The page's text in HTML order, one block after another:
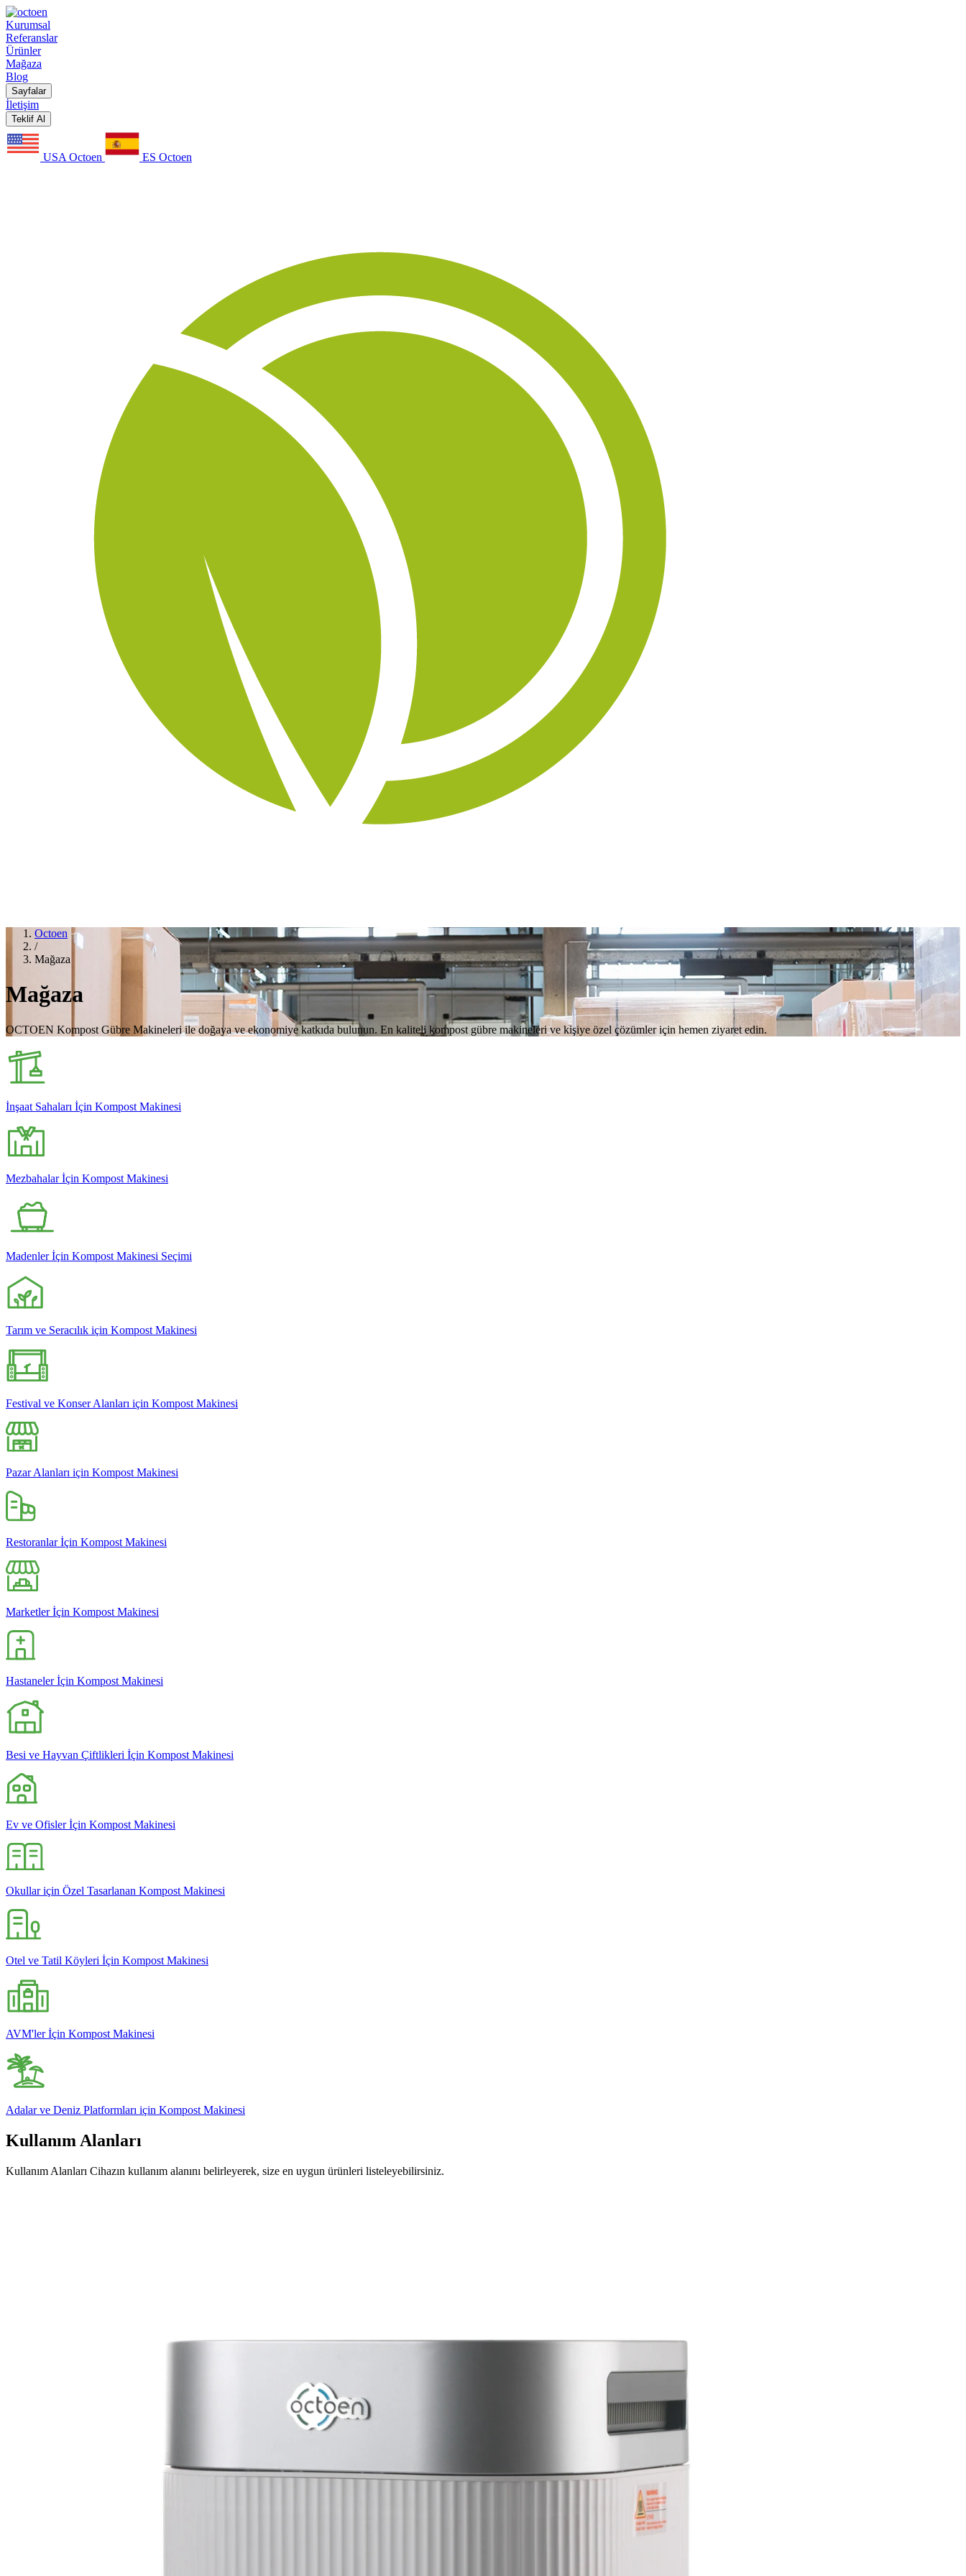
Kurumsal
Referanslar
Ürünler
Mağaza
Blog
Sayfalar
İletişim
Teklif Al
USA Octoen ES Octoen
Octoen
/
Mağaza
Mağaza
OCTOEN Kompost Gübre Makineleri ile doğaya ve ekonomiye katkıda bulunun. En kaliteli kompost gübre makineleri ve kişiye özel çözümler için hemen ziyaret edin.
İnşaat Sahaları İçin Kompost Makinesi
Mezbahalar İçin Kompost Makinesi
Madenler İçin Kompost Makinesi Seçimi
Tarım ve Seracılık için Kompost Makinesi
Festival ve Konser Alanları için Kompost Makinesi
Pazar Alanları için Kompost Makinesi
Restoranlar İçin Kompost Makinesi
Marketler İçin Kompost Makinesi
Hastaneler İçin Kompost Makinesi
Besi ve Hayvan Çiftlikleri İçin Kompost Makinesi
Ev ve Ofisler İçin Kompost Makinesi
Okullar için Özel Tasarlanan Kompost Makinesi
Otel ve Tatil Köyleri İçin Kompost Makinesi
AVM'ler İçin Kompost Makinesi
Adalar ve Deniz Platformları için Kompost Makinesi
Kullanım Alanları
Kullanım Alanları Cihazın kullanım alanını belirleyerek, size en uygun ürünleri listeleyebilirsiniz.